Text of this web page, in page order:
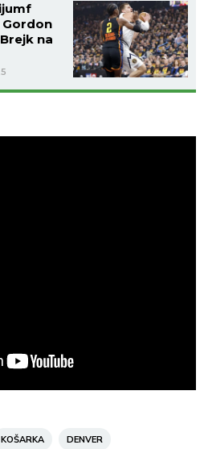
Gordon
na
KOŠARKA DENVER